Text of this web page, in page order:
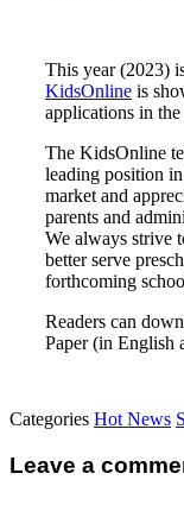
This year (2023)
KidsOnline is
applications in
The KidsOnline
leading position
market and
parents and
We always strive
better serve
forthcoming
Readers can
Paper (in English
Categories Hot News
Leave a